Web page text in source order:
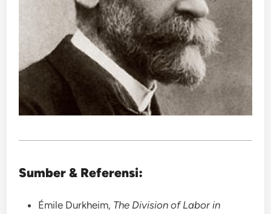
Sumber & Referensi:
Émile Durkheim, The Division of Labor in